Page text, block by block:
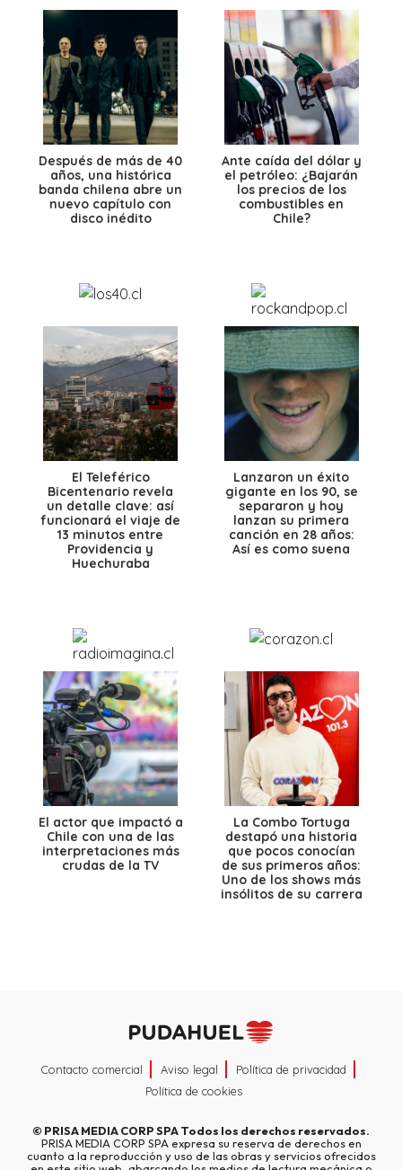
Después de más de 40
años, una histórica
banda chilena abre un
nuevo capítulo con
disco inédito
Ante caída del dólar y
el petróleo: ¿Bajarán
los precios de los
combustibles en
Chile?
El Teleférico
Bicentenario revela
un detalle clave: así
funcionará el viaje de
13 minutos entre
Providencia y
Huechuraba
Lanzaron un éxito
gigante en los 90, se
separaron y hoy
lanzan su primera
canción en 28 años:
Así es como suena
El actor que impactó a
Chile con una de las
interpretaciones más
crudas de la TV
La Combo Tortuga
destapó una historia
que pocos conocían
de sus primeros años:
Uno de los shows más
insólitos de su carrera
Contacto comercial Aviso legal
Política de privacidad
Política de cookies
© PRISA MEDIA CORP SPATodos los derechos reservados.
PRISA MEDIA CORP SPA expresa su reserva de derechos en
cuanto a la reproducción y uso de las obras y servicios ofrecidos